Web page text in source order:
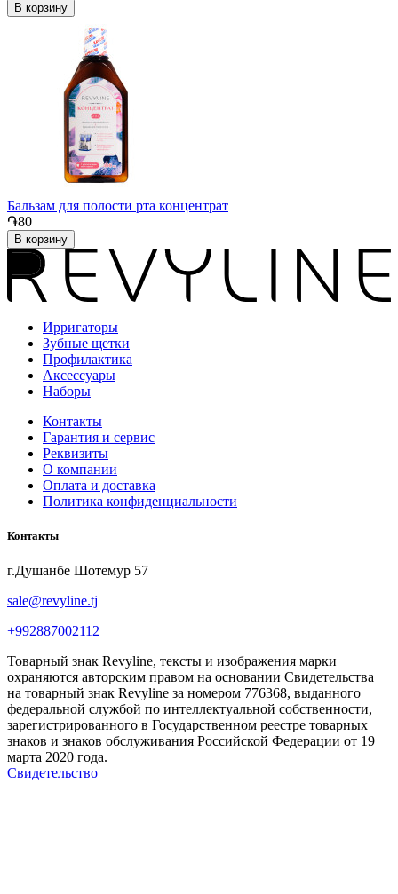
В корзину
Бальзам для полости рта концентрат
֏80
В корзину
Ирригаторы
Зубные щетки
Профилактика
Аксессуары
Наборы
Контакты
Гарантия и сервис
Реквизиты
О компании
Оплата и доставка
Политика конфиденциальности
Контакты
г.Душанбе Шотемур 57
sale@revyline.tj
+992887002112
Товарный знак Revyline, тексты и изображения марки
охраняются авторским правом на основании Свидетельства
на товарный знак Revyline за номером 776368, выданного
федеральной службой по интеллектуальной собственности,
зарегистрированного в Государственном реестре товарных
знаков и знаков обслуживания Российской Федерации от 19
марта 2020 года.
Свидетельство